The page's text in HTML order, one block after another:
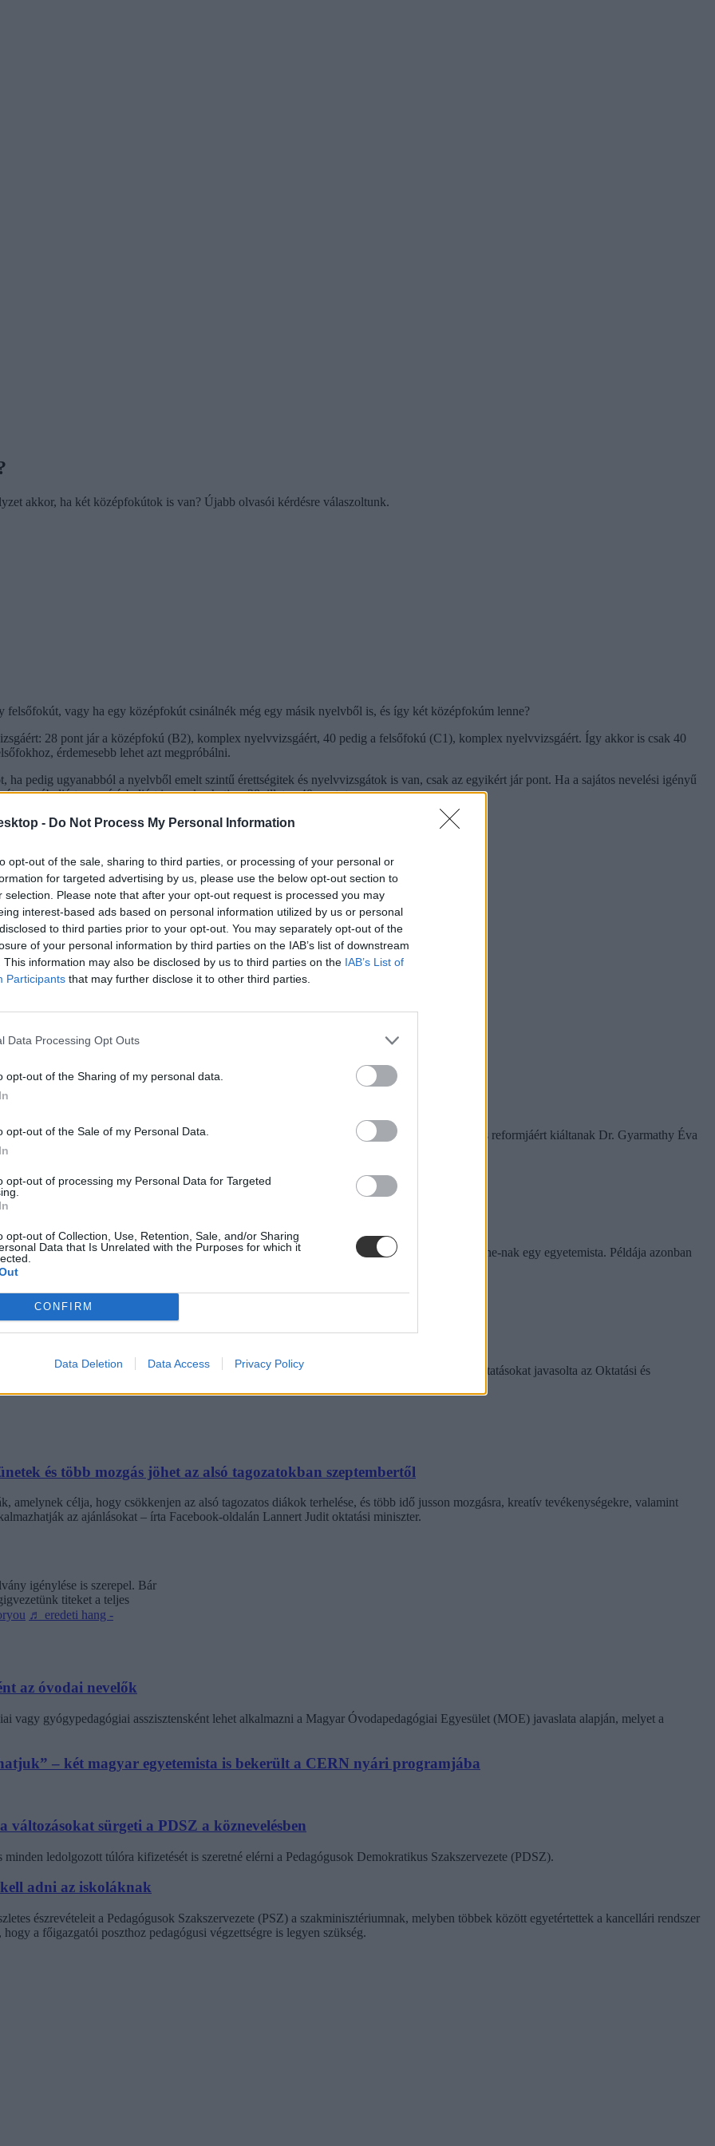
- Do Not Process My Personal Information
opt-out of the sale, sharing to third parties, or processing of your personal or
for targeted advertising by us, please use the below opt-out section to
selection. Please note that after your opt-out request is processed you may
interest-based ads based on personal information utilized by us or personal
to third parties prior to your opt-out. You may separately opt-out of the
of your personal information by third parties on the IAB’s list of downstream
This information may also be disclosed by us to third parties on the IAB’s List of
Participants that may further disclose it to other third parties.
Data Processing Opt Outs
opt-out of the Sharing of my personal data.
opt-out of the Sale of my Personal Data.
opt-out of processing my Personal Data for Targeted
opt-out of Collection, Use, Retention, Sale, and/or Sharing
Data that Is Unrelated with the Purposes for which it
CONFIRM
Data Deletion Data Access Privacy Policy
akkor, ha két középfokútok is van? Újabb olvasói kérdésre válaszoltunk.
vagy ha egy középfokút csinálnék még egy másik nyelvből is, és így két középfokúm lenne?
28 pont jár a középfokú (B2), komplex nyelvvizsgáért, 40 pedig a felsőfokú (C1), komplex nyelvvizsgáért. Így akkor is csak 40
érdemesebb lehet azt megpróbálni.
pedig ugyanabból a nyelvből emelt szintű érettségitek és nyelvvizsgátok is van, csak az egyikért jár pont. Ha a sajátos nevelési igényű
a szóbeliért vagy írásbeliért is megkaphatja a 28, illetve 40 pontot.
hibák, hanem a jelenlegi oktatási szerkezet „erővonalai”, amelyek a rendszer gyökeres reformjáért kiáltanak Dr. Gyarmathy Éva
– több mint százezer levelezős hallgatót érinthet a szabály
hallgató vagyok, egyből húzni kezdték a szájukat” – számolt be tapasztalatairól az Eduline-nak egy egyetemista. Példája azonban
dönthetnének az iskolaérettségről
az iskolaérettségről, és az oviKRÉTA is átalakulhat. Többek között ezeket a változtatásokat javasolta az Oktatási és
és több mozgás jöhet az alsó tagozatokban szeptembertől
amelynek célja, hogy csökkenjen az alsó tagozatos diákok terhelése, és több idő jusson mozgásra, kreatív tevékenységekre, valamint
az ajánlásokat – írta Facebook-oldalán Lannert Judit oktatási miniszter.
igénylése is szerepel. Bár
titeket a teljes
♬ eredeti hang -
az óvodai nevelők
vagy gyógypedagógiai asszisztensként lehet alkalmazni a Magyar Óvodapedagógiai Egyesület (MOE) javaslata alapján, melyet a
– két magyar egyetemista is bekerült a CERN nyári programjába
sürgeti a PDSZ a köznevelésben
ledolgozott túlóra kifizetését is szeretné elérni a Pedagógusok Demokratikus Szakszervezete (PDSZ).
kell adni az iskoláknak
észrevételeit a Pedagógusok Szakszervezete (PSZ) a szakminisztériumnak, melyben többek között egyetértettek a kancellári rendszer
a főigazgatói poszthoz pedagógusi végzettségre is legyen szükség.